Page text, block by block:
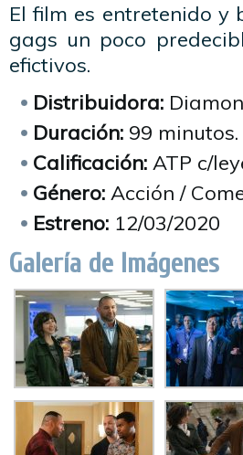
El film es entretenido y
gags un poco
efictivos.
Distribuidora:
Duración: 99 minutos.
Calificación: ATP c/
Género: Acción /
Estreno: 12/03/2020
Galería de Imágenes